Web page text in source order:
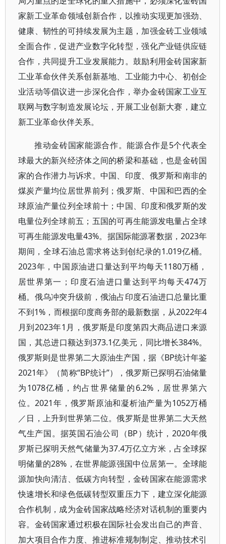
家新工业革命领域创新合作，以推动实现更加强劲、
健康、韧性的可持续发展为主题，加强金砖工业领域
全面合作，促进产业数字化转型，强化产业链供应链
合作，共同提升工业发展能力。鼓励利用金砖国家新
工业革命伙伴关系创新基地、工业能力中心、初创企
业活动等倡议进一步深化合作，举办金砖国家工业互
联网与数字制造发展论坛，开展工业创新大赛，建立
新工业革命伙伴关系。
推动金砖国家能源合作。能源合作是5个代表全
球最大的新兴经济体之间的桥梁和基础，也是金砖国
家的合作潜力与诉求。中国、印度、俄罗斯和南非的
煤炭产量均位居世界前列；俄罗斯、中国和巴西的全
球原油产量位列全球前十；中国、印度和俄罗斯的发
电量位列全球前五；五国的可再生能源发电量占全球
可再生能源发电量43%。据国际能源署数据，2023年
期间，全球石油总需求将达到创纪录的1.019亿桶。
2023年，中国原油进口量达到平均每天1180万桶，
居世界第一；印度石油进口量达到平均每天474万
桶。俄乌冲突升级前，俄油占印度石油进口总量比重
不到1%，而根据印度商务部的最新数据，从2022年4
月到2023年1月，俄罗斯是印度第四大商品进口来源
国，其总进口额达到373.1亿美元，同比增长384%。
俄罗斯则是世界第二大原油生产国，据《BP统计年鉴
2021年》（简称“BP统计”），俄罗斯已探明石油储量
为1078亿桶，约占世界储量的6.2%，居世界第六
位。2021年，俄罗斯原油和凝析油产量为1052万桶
／日，上升到世界第二位。俄罗斯是世界第二大天然
气生产国。据英国石油公司（BP）统计，2020年俄
罗斯已探明天然气储量为37.4万亿立方米，占全球探
明储量的28%，在世界能源强国中位居第一。全球能
源加快向清洁、低碳方向转型，金砖国家在能源需求
快速增长和绿色低碳转型双重压力下，建立深化能源
合作机制，成为金砖国家战略经济对话机制的重要内
容。金砖国家通过积极在国际社会发出自己的声音、
加大项目合作力度、推进标准规制制定、推动技术引